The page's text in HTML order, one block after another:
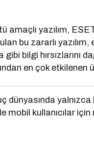
amaçlı yazılım,
bu zararlı
bilgi hırsızlarını
en çok etkilenen
dünyasında
kullanıcılar için